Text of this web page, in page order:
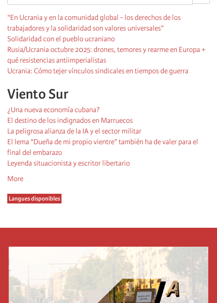
“En Ucrania y en la comunidad global - los derechos de los
trabajadores y la solidaridad son valores universales”
Solidaridad con el pueblo ucraniano
Rusia/Ucrania octubre 2025: drones, temores y rearme en Europa +
qué resistencias antiimperialistas
Ucrania: Cómo tejer vínculos sindicales en tiempos de guerra
Viento Sur
¿Una nueva economía cubana?
El destino de los indignados en Marruecos
La peligrosa alianza de la IA y el sector militar
El lema “Dueña de mi propio vientre” también ha de valer para el
final del embarazo
Leyenda situacionista y escritor libertario
More
Langues disponibles